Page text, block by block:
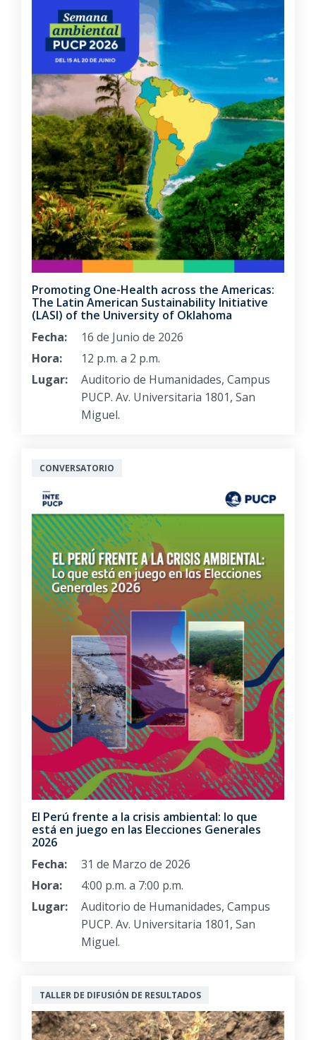
Promoting One-Health across the Americas:
The Latin American Sustainability Initiative
(LASI) of the University of Oklahoma
Fecha:
16 de Junio de 2026
Hora:
12 p.m. a 2 p.m.
Lugar:
Auditorio de Humanidades, Campus
PUCP. Av. Universitaria 1801, San
Miguel.
CONVERSATORIO
El Perú frente a la crisis ambiental: lo que
está en juego en las Elecciones Generales
2026
Fecha:
31 de Marzo de 2026
Hora:
4:00 p.m. a 7:00 p.m.
Lugar:
Auditorio de Humanidades, Campus
PUCP. Av. Universitaria 1801, San
Miguel.
TALLER DE DIFUSIÓN DE RESULTADOS